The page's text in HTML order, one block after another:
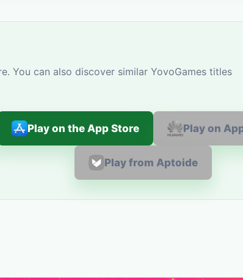
You can also discover similar YovoGames titles
Play on the App Store Play on
Play from Aptoide